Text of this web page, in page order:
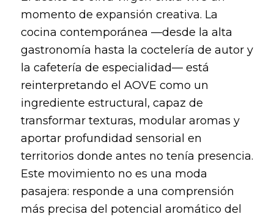
momento de expansión creativa. La
cocina contemporánea —desde la alta
gastronomía hasta la coctelería de autor y
la cafetería de especialidad— está
reinterpretando el AOVE como un
ingrediente estructural, capaz de
transformar texturas, modular aromas y
aportar profundidad sensorial en
territorios donde antes no tenía presencia.
Este movimiento no es una moda
pasajera: responde a una comprensión
más precisa del potencial aromático del